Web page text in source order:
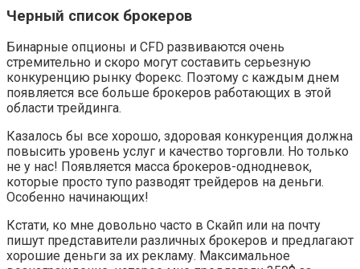
Черный список брокеров
Бинарные опционы и CFD развиваются очень
стремительно и скоро могут составить серьезную
конкуренцию рынку Форекс. Поэтому с каждым днем
появляется все больше брокеров работающих в этой
области трейдинга.
Казалось бы все хорошо, здоровая конкуренция должна
повысить уровень услуг и качество торговли. Но только
не у нас! Появляется масса брокеров-однодневок,
которые просто тупо разводят трейдеров на деньги.
Особенно начинающих!
Кстати, ко мне довольно часто в Скайп или на почту
пишут представители различных брокеров и предлагают
хорошие деньги за их рекламу. Максимальное